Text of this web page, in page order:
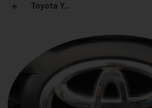
Toyota Y...